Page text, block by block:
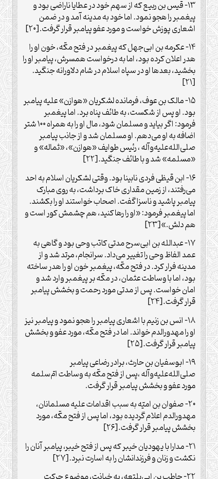
۱۳- قیس بن ربیع که از سهم خود در عطایا ناراضی بود و
پیغمبر را هجو نمود. اما خود به مدینه آمد و در ضمن
اشعاری پوزش خواست و مورد عفو پیامبر قرار گرفت.[۲۰]
۱۴- عکرمه بن ابی‏‌جهل که پیغمبر در فتح مکّه، خون او را
هدر اعلان کرده بود، اما به درخواست همسرش، پیامبر او را
بخشید، بعدها او در سپاه اسلام در شام دلاورانه جنگید.
[۲۱]
۱۵- مالک بن عوف، فرمانده لشکریان «هوازن» علیه پیامبر
بود. او پس از شکست، به طائف پناه برد. اما پیغمبر
فرمود: اگر بیاید و مسلمان شود، مال او را به همراه ۱۰۰ شتر
اضافه به او می‌‏دهم. او مسلمان شد و از جانب پیامبر
صلی‌‏الله‌‏علیه‌‏و‏آله ، رئیس طوایف «هوازن»، «ثماله» و
«مسلمه» شد و با طائف جنگید.[۲۲]
۱۶- ابن قیظی فردی نابینا بود. وقتی لشکریان اسلام به احد
می‌‏رفتند، از زمین مقداری خاک برداشت، به روی مبارک
پیامبر پاشید و ناسزا گفت. اصحاب خواستند او را بکشند.
اما پیغمبر فرمود: «او را رها کنید، هم چشمش کور است و
هم دلش.»[۲۳]
۱۷- عبدالله بن ابی‌‏سرح مدتی کاتب وحی بود و گاهی به
عمد الفاظ وحی را تغییر می‌‏داد. سرانجام، مرتد شد و از
مدینه فرار کرد. در فتح مکّه، پیغمبر خون او را هدر ساخته
بود، اما با وساطت عثمان، در مکّه بر پیغمبر وارد شد و
امان خواست. پس از مدتی مورد رحمت و بخشش پیامبر
قرار گرفت.[۲۴]
۱۸- انس بن زنیم با اشعاری پیامبر را هجو نمود و پیامبر نیز
او را مهدورالدم خواند. اما در فتح مکّه، مورد عفو و بخشش
پیامبر قرار گرفت.[۲۵]
۱۹- ابوسفیان بن حارث، برادر رضاعی پیامبر
صلی‌‏الله‌‏علیه‌‏و‏آله ،پس از فتح‏ مکّه به وساطت امّ‏‌سلمه
مورد عفو و بخشش ‏پیامبر قرار گرفت.
۲۰- صفوان بن امیّه به سبب اقدامات علیه مسلمانان،
مهدورالدم اعلام گردیده بود، اما پس از فتح مکّه، مورد
بخشش پیامبر قرار گرفت.[۲۶]
۲۱- مدارا با یهودیان خیبر که پس از فتح خیبر، پیامبر آنان را
نکشت و زنان و فرزندانشان را به اسارت نبرد.[۲۷]